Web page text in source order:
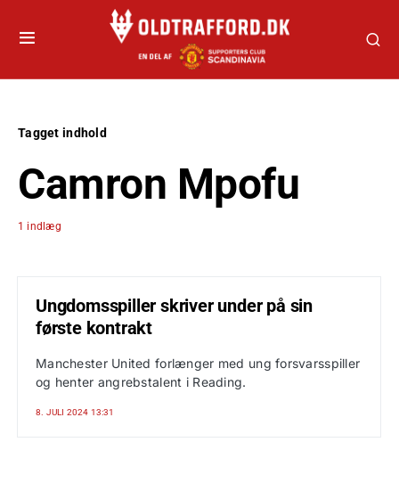
Tagget indhold
Camron Mpofu
1 indlæg
Ungdomsspiller skriver under på sin
første kontrakt
Manchester United forlænger med ung forsvarsspiller
og henter angrebstalent i Reading.
8. JULI 2024 13:31